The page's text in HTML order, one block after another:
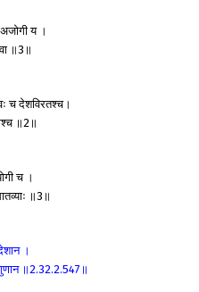
अजोगीय ।
॥3 ॥
चदेशविरतश्च।
॥2 ॥
च ।
॥3 ॥
।
॥2.32.2.547 ॥